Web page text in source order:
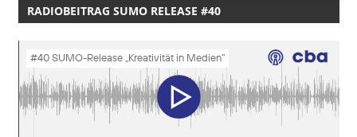
RADIOBEITRAG SUMO RELEASE #40